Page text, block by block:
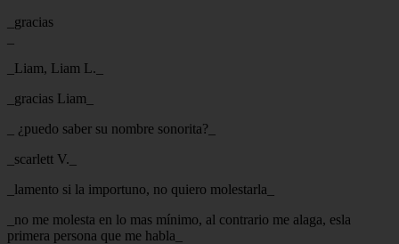
_gracias
_Liam, Liam L._
_gracias Liam_
_ ¿puedo saber su nombre sonorita?_
_scarlett V._
_lamento si la importuno, no quiero molestarla_
_no me molesta en lo mas mínimo, al contrario me alaga, esla
primera persona que me habla_